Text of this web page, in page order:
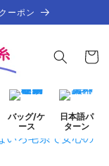
ーポン
ー
バッグ/ケ
ース
日本語パ
ターン